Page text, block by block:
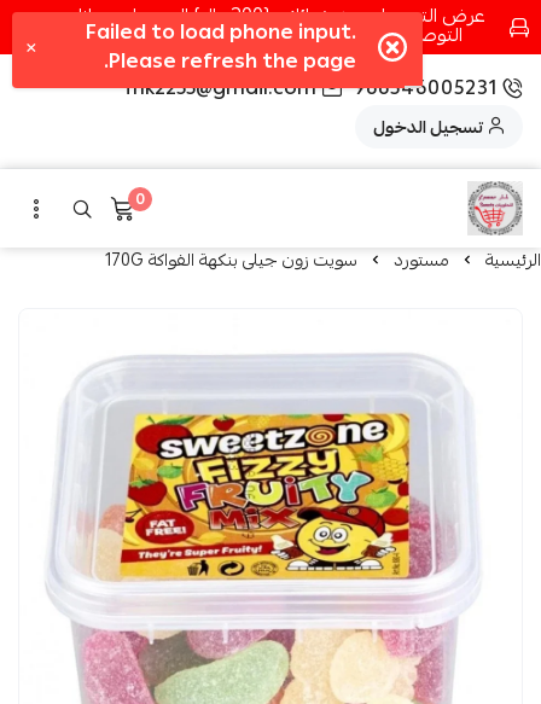
عرض التوصيل عند شرائك بـ{200ريال} التوصيل مجانا
التوصيل في مكه فقط كل اسبوع اصناف جديدة
966546005231
fhk2255@gmail.com
تسجيل الدخول
0
الرئيسية مستورد سويت زون جيلى بنكهة الفواكة 170G